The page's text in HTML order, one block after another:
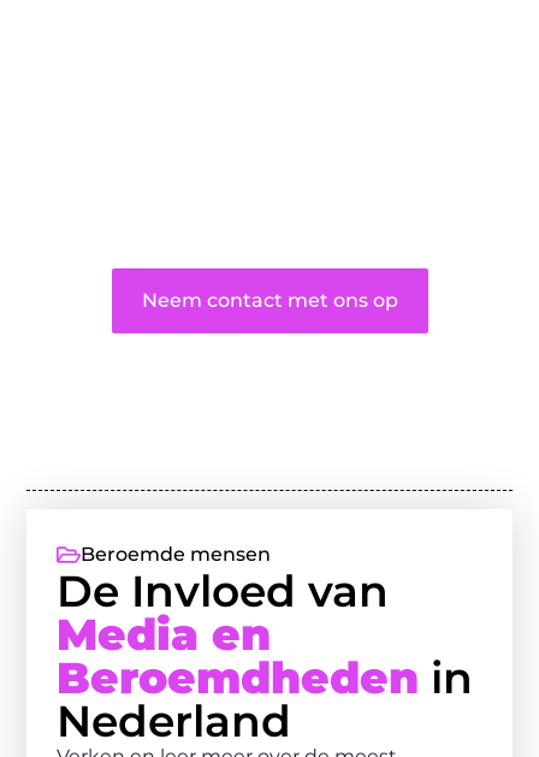
Neem contact met ons op
Beroemde mensen
De Invloed van
Media en
Beroemdheden in
Nederland